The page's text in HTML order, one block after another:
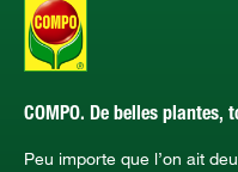
COMPO. De belles plantes,
Peu importe que l’on ait